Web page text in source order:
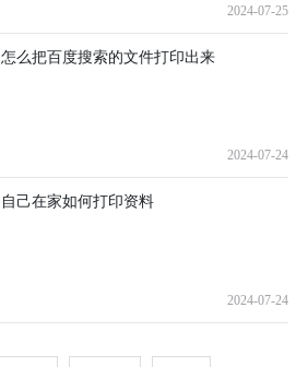
2024-07-25
怎么把百度搜索的文件打印出来
2024-07-24
自己在家如何打印资料
2024-07-24